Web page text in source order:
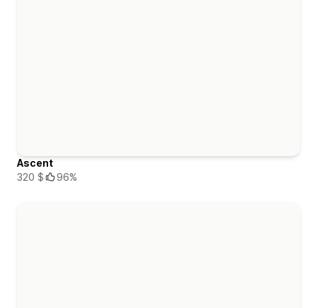
Ascent
320 $
96%